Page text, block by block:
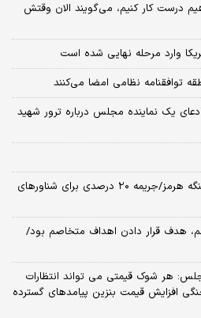
درست کار کنیم، می‌گویند الان وقتش
وارد مرحله نهایی شده است
یک نماینده مجلس درباره ترور شهید
جزئیاتی از طرح راهبردی امنیت تنگه هرمز/جریمه ۲۰ درصدی برای شناورهای
هدف قرار دادن اهداف متخاصم بود/
هر شوک قیمتی می تواند انتظارات
افزایش قیمت بنزین پیامدهای گسترده